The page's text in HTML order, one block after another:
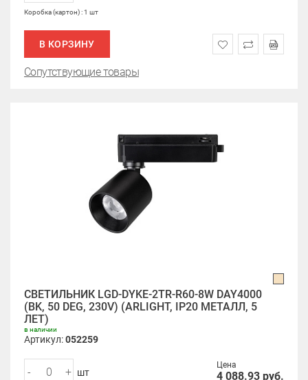
Коробка (картон) : 1 шт
В КОРЗИНУ
Сопутствующие товары
СВЕТИЛЬНИК LGD-DYKE-2TR-R60-8W DAY4000
(BK, 50 DEG, 230V) (ARLIGHT, IP20 МЕТАЛЛ, 5
ЛЕТ)
в наличии
Артикул:052259
Цена
4 088.93 руб.
- + шт